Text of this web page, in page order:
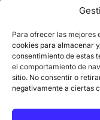
Para ofrecer las mejores
cookies para almacenar
consentimiento de estas
el comportamiento de
sitio. No consentir o
negativamente a ciertas